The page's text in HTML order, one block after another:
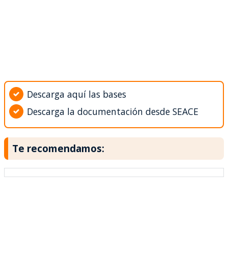
Descarga aquí las bases
Descarga la documentación desde SEACE
Te recomendamos: